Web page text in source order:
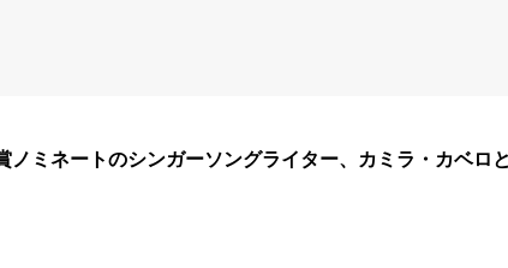
ミネートのシンガーソングライター、カミラ・カベロ